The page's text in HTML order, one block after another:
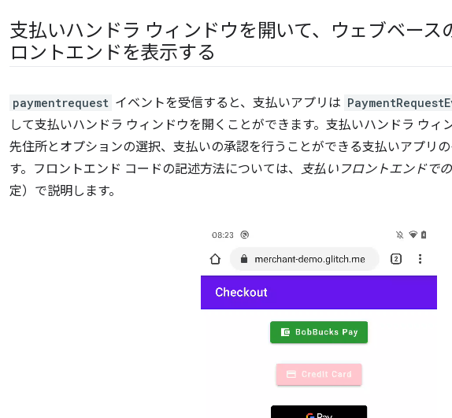
支払いハンドラ ウィンドウを開いて、ウェブベース
ロントエンドを表示する
paymentrequest イベントを受信すると、支払いアプリは
して支払いハンドラ ウィンドウを開くことができます。支払いハンドラ ウィ
先住所とオプションの選択、支払いの承認を行うことができる支払いアプリ
す。フロントエンド コードの記述方法については、 支払いフロントエンドで
定）で説明します。